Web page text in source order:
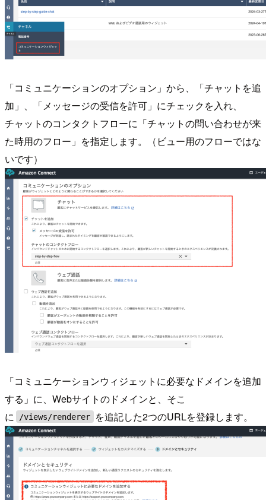
「コミュニケーションのオプション」から、「チャットを追
加」、「メッセージの受信を許可」にチェックを入れ、
チャットのコンタクトフローに「チャットの問い合わせが来
た時用のフロー」を指定します。（ビュー用のフローではな
いです）
「コミュニケーションウィジェットに必要なドメインを追加
する」に、Webサイトのドメインと、そこ
に
/views/renderer を追記した2つのURLを登録します。